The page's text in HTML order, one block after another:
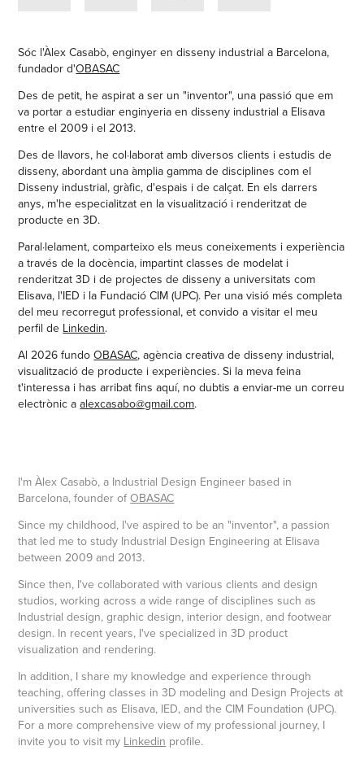
Sóc l'Àlex Casabò, enginyer en disseny industrial a Barcelona,
fundador d'OBASAC
Des de petit, he aspirat a ser un "inventor", una passió que em
va portar a estudiar enginyeria en disseny industrial a Elisava
entre el 2009 i el 2013.
Des de llavors, he col·laborat amb diversos clients i estudis de
disseny, abordant una àmplia gamma de disciplines com el
Disseny industrial, gràfic, d'espais i de calçat. En els darrers
anys, m'he especialitzat en la visualització i renderitzat de
producte en 3D.
Paral·lelament, comparteixo els meus coneixements i experiència
a través de la docència, impartint classes de modelat i
renderitzat 3D i de projectes de disseny a universitats com
Elisava, l'IED i la Fundació CIM (UPC). Per una visió més completa
del meu recorregut professional, et convido a visitar el meu
perfil de Linkedin.
Al 2026 fundoOBASAC, agència creativa de disseny industrial,
visualització de producte i experiències. Si la meva feina
t'interessa i has arribat fins aquí, no dubtis a enviar-me un correu
electrònic aalexcasabo@gmail.com.
I'm Àlex Casabò, a Industrial Design Engineer based in
Barcelona, founder ofOBASAC
Since my childhood, I've aspired to be an "inventor", a passion
that led me to study Industrial Design Engineering at Elisava
between 2009 and 2013.
Since then, I've collaborated with various clients and design
studios, working across a wide range of disciplines such as
Industrial design, graphic design, interior design, and footwear
design. In recent years, I've specialized in 3D product
visualization and rendering.
In addition, I share my knowledge and experience through
teaching, offering classes in 3D modeling and Design Projects at
universities such as Elisava, IED, and the CIM Foundation (UPC).
For a more comprehensive view of my professional journey, I
invite you to visit my Linkedin profile.